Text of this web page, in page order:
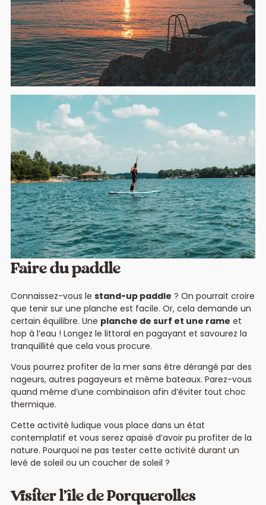
Faire du paddle
Connaissez-vous le stand-up paddle ? On pourrait croire
que tenir sur une planche est facile. Or, cela demande un
certain équilibre. Une planche de surf et une rame et
hop à l’eau ! Longez le littoral en pagayant et savourez la
tranquillité que cela vous procure.
Vous pourrez profiter de la mer sans être dérangé par des
nageurs, autres pagayeurs et même bateaux. Parez-vous
quand même d’une combinaison afin d’éviter tout choc
thermique.
Cette activité ludique vous place dans un état
contemplatif et vous serez apaisé d’avoir pu profiter de la
nature. Pourquoi ne pas tester cette activité durant un
levé de soleil ou un coucher de soleil ?
Visiter l’île de Porquerolles